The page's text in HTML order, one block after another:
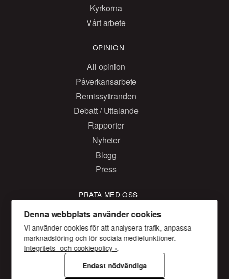
Kyrkorna
Vårt arbete
OPINION
All opinion
Påverkansarbete
Remissyttranden
Debatt / Uttalande
Rapporter
Nyheter
Blogg
Press
PRATA MED OSS
Kontakta oss
Facebook
Twitter
Instagram
Denna webbplats använder cookies
Vi använder cookies för att analysera trafik, anpassa
marknadsföring och för sociala mediefunktioner.
Integritets- och cookiepolicy ›.
Endast nödvändiga